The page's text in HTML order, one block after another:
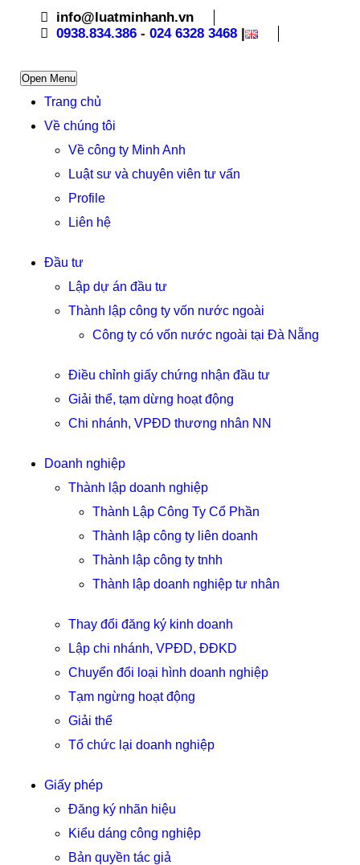
info@luatminhanh.vn
0938.834.386 - 024 6328 3468 |
Open Menu
Trang chủ
Về chúng tôi
Về công ty Minh Anh
Luật sư và chuyên viên tư vấn
Profile
Liên hệ
Đầu tư
Lập dự án đầu tư
Thành lập công ty vốn nước ngoài
Công ty có vốn nước ngoài tại Đà Nẵng
Điều chỉnh giấy chứng nhận đầu tư
Giải thể, tạm dừng hoạt động
Chi nhánh, VPĐD thương nhân NN
Doanh nghiệp
Thành lập doanh nghiệp
Thành Lập Công Ty Cổ Phần
Thành lập công ty liên doanh
Thành lập công ty tnhh
Thành lập doanh nghiệp tư nhân
Thay đổi đăng ký kinh doanh
Lập chi nhánh, VPĐD, ĐĐKD
Chuyển đổi loại hình doanh nghiệp
Tạm ngừng hoạt động
Giải thể
Tổ chức lại doanh nghiệp
Giấy phép
Đăng ký nhãn hiệu
Kiểu dáng công nghiệp
Bản quyền tác giả